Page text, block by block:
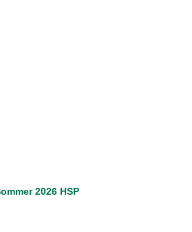
2026 HSP